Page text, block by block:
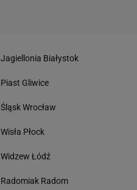
Jagiellonia Białystok
Piast Gliwice
Śląsk Wrocław
Wisła Płock
Widzew Łódź
Radomiak Radom